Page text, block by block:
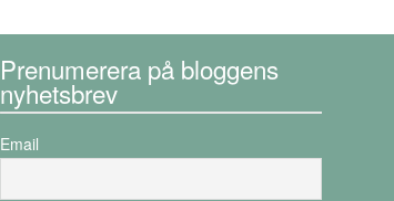
Prenumerera på bloggens
nyhetsbrev
Email